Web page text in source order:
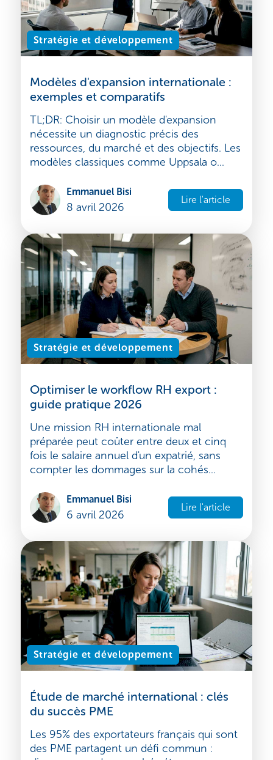
Stratégie et développement
Modèles d'expansion internationale :
exemples et comparatifs
TL;DR: Choisir un modèle d'expansion
nécessite un diagnostic précis des
ressources, du marché et des objectifs. Les
Emmanuel Bisi
8 avril 2026
Lire l'article
Stratégie et développement
Optimiser le workflow RH export :
guide pratique 2026
Une mission RH internationale mal
préparée peut coûter entre deux et cinq
fois le salaire annuel d'un expatrié, sans
Emmanuel Bisi
6 avril 2026
Lire l'article